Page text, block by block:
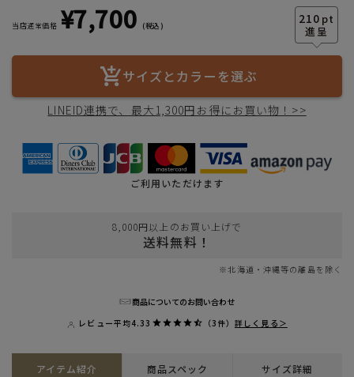
210 pt
当店通常価格 ¥7,700 税込
サイズとカラーを選ぶ
LINEID連携で、最大1,300円お得にお買い物！>>
ご利用いただけます
8,000円以上のお買い上げで
送料無料！
※北海道・沖縄等の離島を除く
商品についてのお問い合わせ
レビュー平均4.33 （3件）詳しく見る＞
アイテム紹介 商品スペック サイズ詳細